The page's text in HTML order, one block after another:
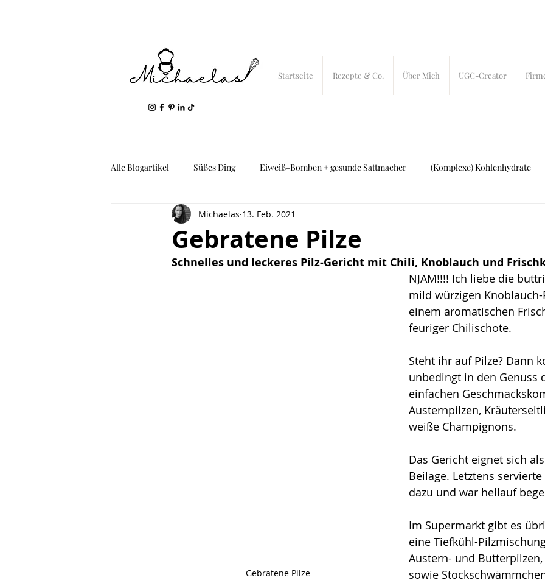
Startseite Rezepte & Co. Über Mich UGC-Creator
Alle Blogartikel Süßes Ding Eiweiß-Bomben + gesunde Sattmacher (Komplexe) Kohlenhydrate
Geil: Gemüse & Kartoffeln Fisch und Fleisch
Gebratene Pilze
Michaelas 13. Feb. 2021
Schnelles und leckeres Pilz-Gericht mit Chili, Knoblauch und
Gebratene Pilze
NJAM!!!! Ich liebe die
mild würzigen
einem aromatischen
feuriger Chilischote.
Steht ihr auf Pilze? Dann
unbedingt in den Genuss
einfachen
Austernpilzen,
weiße Champignons.
Das Gericht eignet sich
Beilage. Letztens
dazu und war hellauf
Im Supermarkt gibt es
eine Tiefkühl-
Austern- und
sowie